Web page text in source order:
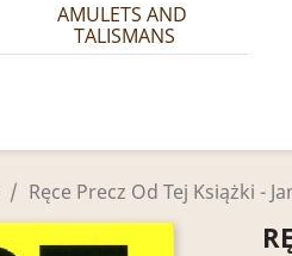
AMULETS AND
TALISMANS
Ręce Precz Od Tej Książki -